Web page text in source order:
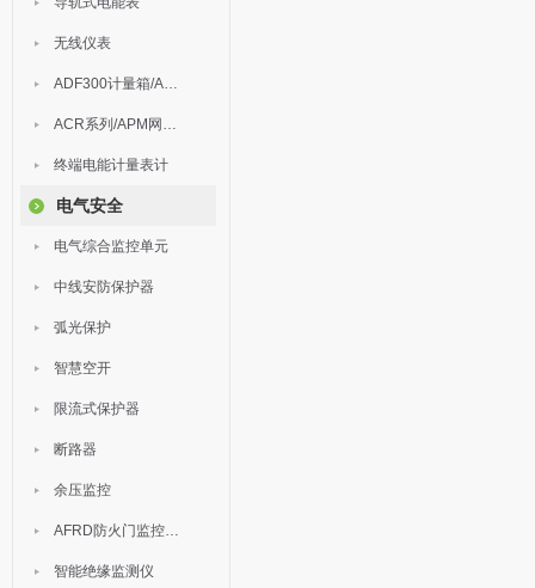
无线仪表
ADF300计量箱/AEW无线计量
ACR系列/APM网络电力仪表
终端电能计量表计
电气安全
电气综合监控单元
中线安防保护器
弧光保护
智慧空开
限流式保护器
断路器
余压监控
AFRD防火门监控模块
智能绝缘监测仪